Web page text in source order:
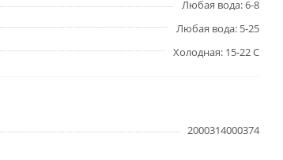
Любая вода: 6-8
Любая вода: 5-25
Холодная: 15-22 С
2000314000374